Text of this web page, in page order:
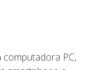
PC,